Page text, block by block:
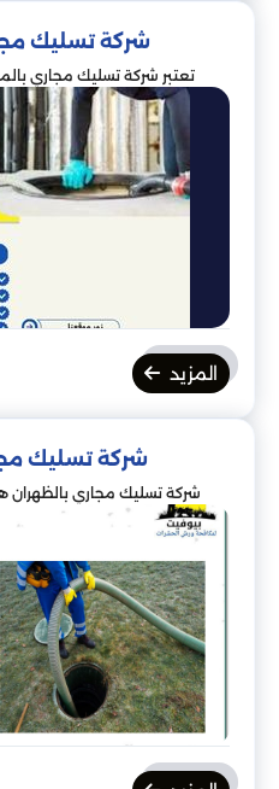
شركة تسليك
تعتبر شركة تسليك مجاري
المزيد
شركة تسليك
شركة تسليك مجاري بالظهران